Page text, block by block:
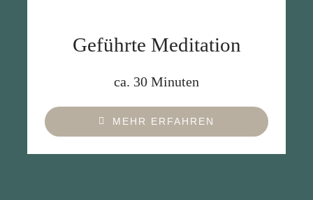
Geführte Meditation
ca. 30 Minuten
MEHR ERFAHREN